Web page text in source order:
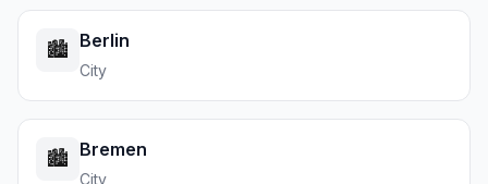
🏙️ Berlin
City
🏙️ Bremen
City